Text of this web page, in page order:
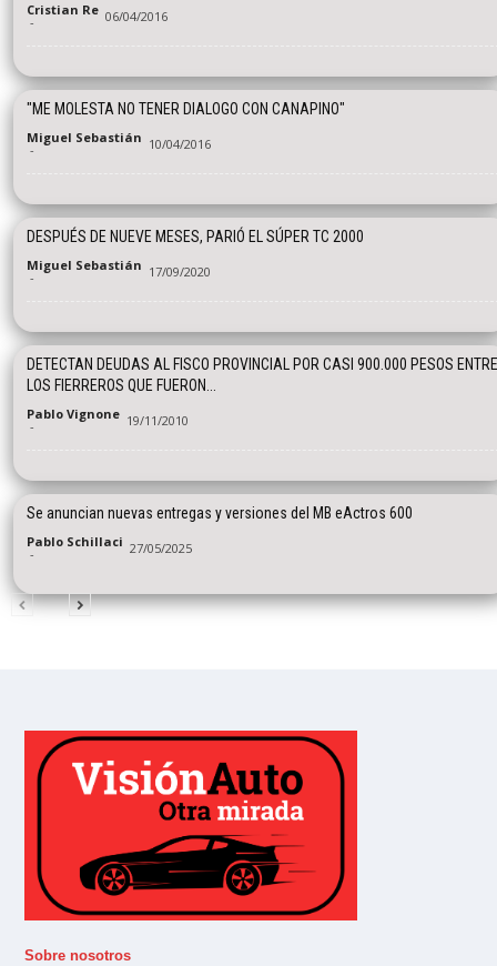
Cristian Re
- 06/04/2016
"ME MOLESTA NO TENER DIALOGO CON CANAPINO"
Miguel Sebastián
- 10/04/2016
DESPUÉS DE NUEVE MESES, PARIÓ EL SÚPER TC 2000
Miguel Sebastián
- 17/09/2020
DETECTAN DEUDAS AL FISCO PROVINCIAL POR CASI 900.000 PESOS ENTRE
LOS FIERREROS QUE FUERON...
Pablo Vignone
- 19/11/2010
Se anuncian nuevas entregas y versiones del MB eActros 600
Pablo Schillaci
- 27/05/2025
Sobre nosotros